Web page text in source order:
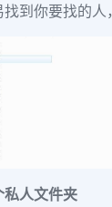
到你要找的人
私人文件夹